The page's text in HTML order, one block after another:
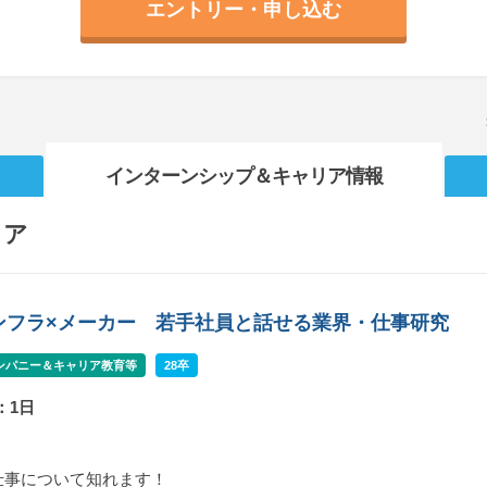
エントリー・申し込む
インターンシップ＆キャリア情報
フラ×メーカー 若手社員と話せる業界・仕事研究
パニー＆キャリア教育等 28卒
1日
について知れます！